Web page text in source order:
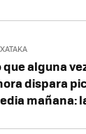
que alguna
dispara
mañana: